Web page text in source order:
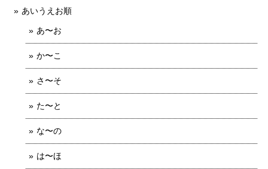
あいうえお順
あ〜お
か〜こ
さ〜そ
た〜と
な〜の
は〜ほ